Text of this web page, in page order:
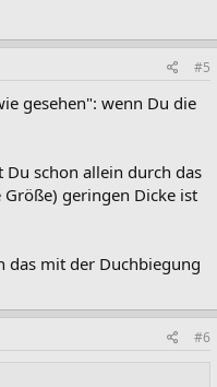
#5
gesehen": wenn Du die
schon allein durch das
geringen Dicke ist
das mit der Duchbiegung
#6